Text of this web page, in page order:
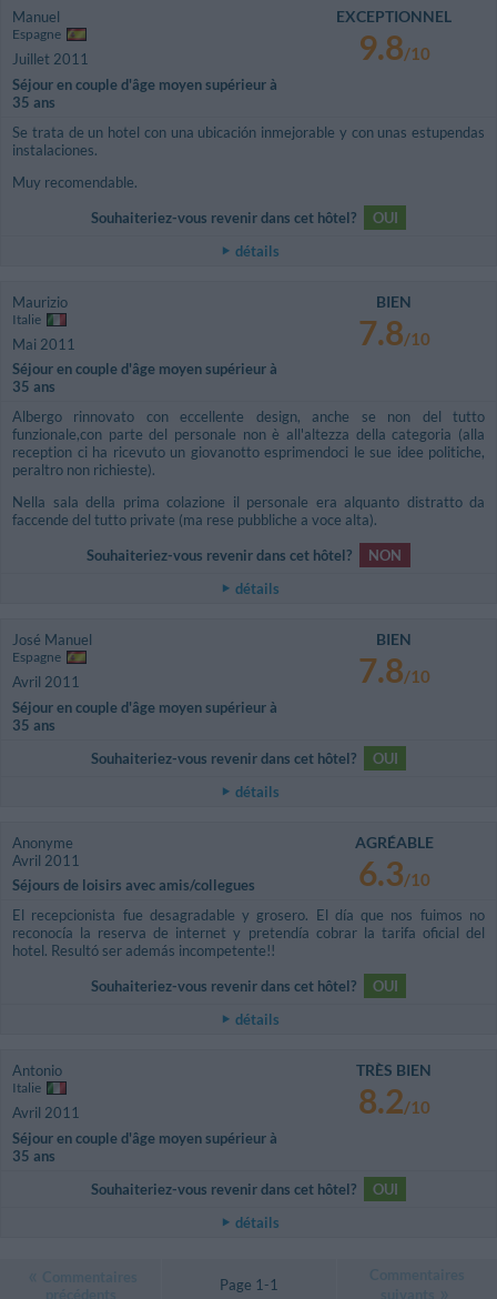
Manuel
Espagne
Juillet 2011
Séjour en couple d'âge moyen supérieur à
35 ans
EXCEPTIONNEL
9.8/10
Se trata de un hotel con una ubicación inmejorable y con unas estupendas
instalaciones.
Muy recomendable.
Souhaiteriez-vous revenir dans cet hôtel?
OUI
détails
Maurizio
Italie
Mai 2011
Séjour en couple d'âge moyen supérieur à
35 ans
BIEN
7.8/10
Albergo rinnovato con eccellente design, anche se non del tutto
funzionale,con parte del personale non è all'altezza della categoria (alla
reception ci ha ricevuto un giovanotto esprimendoci le sue idee politiche,
peraltro non richieste).
Nella sala della prima colazione il personale era alquanto distratto da
faccende del tutto private (ma rese pubbliche a voce alta).
Souhaiteriez-vous revenir dans cet hôtel?
NON
détails
José Manuel
Espagne
Avril 2011
Séjour en couple d'âge moyen supérieur à
35 ans
BIEN
7.8/10
Souhaiteriez-vous revenir dans cet hôtel?
OUI
détails
Anonyme
Avril 2011
Séjours de loisirs avec amis/collegues
AGRÉABLE
6.3/10
El recepcionista fue desagradable y grosero. El día que nos fuimos no
reconocía la reserva de internet y pretendía cobrar la tarifa oficial del
hotel. Resultó ser además incompetente!!
Souhaiteriez-vous revenir dans cet hôtel?
OUI
détails
Antonio
Italie
Avril 2011
Séjour en couple d'âge moyen supérieur à
35 ans
TRÈS BIEN
8.2/10
Souhaiteriez-vous revenir dans cet hôtel?
OUI
détails
Page 1-1